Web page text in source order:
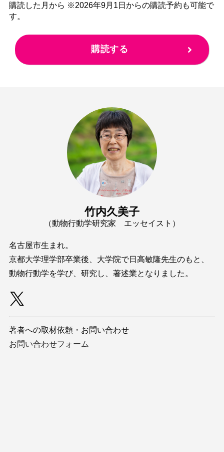
購読した月から ※2026年9月1日からの購読予約も可能で
す。
購読する
竹内久美子
（動物行動学研究家 エッセイスト）
名古屋市生まれ。
京都大学理学部卒業後、大学院で日高敏隆先生のもと、
動物行動学を学び、研究し、著述業となりました。
著者への取材依頼・お問い合わせ
お問い合わせフォーム